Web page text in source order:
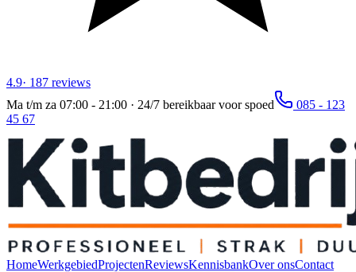
4.9· 187 reviews
Ma t/m za 07:00 - 21:00 · 24/7 bereikbaar voor spoed
085 - 123
45 67
HomeWerkgebiedProjectenReviewsKennisbankOver onsContact